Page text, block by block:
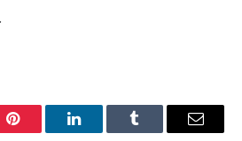
.
Pinterest LinkedInTumblr Email